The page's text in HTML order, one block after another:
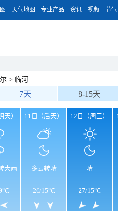
天气地图 专业产品 资讯 视频 节气
> 临河
7天 8-15天
天）
大雨
11日（后天）
多云转晴
26/15℃
12日（周三）
晴
27/15℃